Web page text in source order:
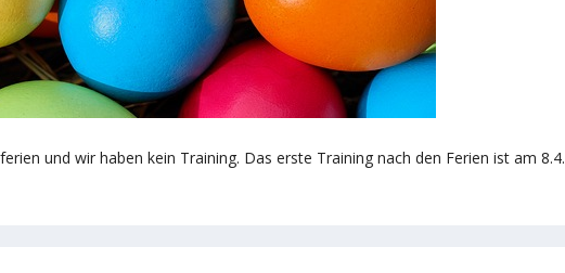
und wir haben kein Training. Das erste Training nach den Ferien ist am 8.4.